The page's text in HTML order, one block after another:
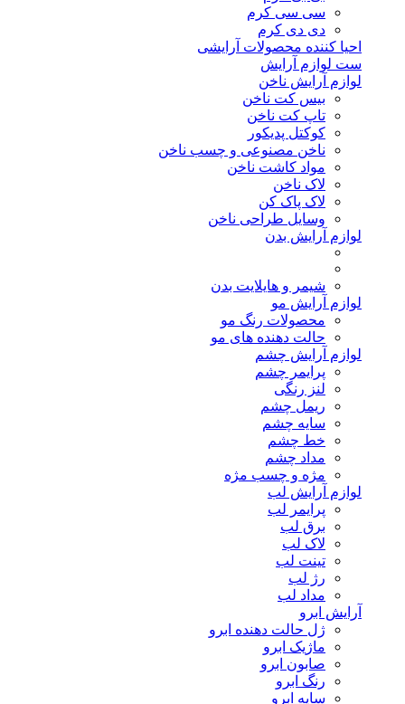
سی سی کرم
دی دی کرم
احیا کننده محصولات آرایشی
ست لوازم آرایش
لوازم آرایش ناخن
بیس کت ناخن
تاپ کت ناخن
کوکتل پدیکور
ناخن مصنوعی و چسب ناخن
مواد کاشت ناخن
لاک ناخن
لاک پاک کن
وسایل طراحی ناخن
لوازم آرایش بدن
شیمر و هایلایت بدن
لوازم آرایش مو
محصولات رنگ مو
حالت دهنده های مو
لوازم آرایش چشم
پرایمر چشم
لنز رنگی
ریمل چشم
سایه چشم
خط چشم
مداد چشم
مژه و چسب مژه
لوازم آرایش لب
پرایمر لب
برق لب
لاک لب
تینت لب
رژ لب
مداد لب
آرایش ابرو
ژل حالت دهنده ابرو
ماژیک ابرو
صابون ابرو
رنگ ابرو
سایه ابرو